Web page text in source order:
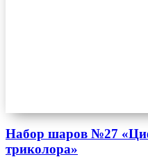
Набор шаров №27
триколора»